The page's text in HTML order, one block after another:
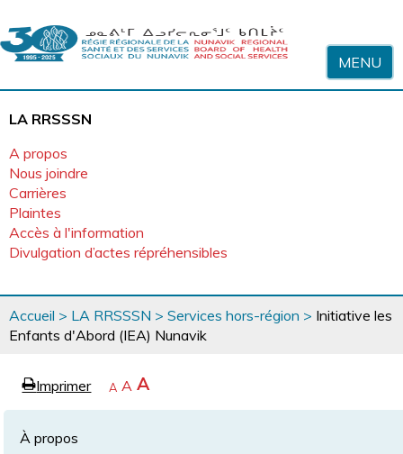
MENU
LA RRSSSN
A propos
Nous joindre
Carrières
Plaintes
Accès à l'information
Divulgation d’actes répréhensibles
Vous
êtes
ici
Accueil > LA RRSSSN > Services hors-région > Initiative les
Enfants d'Abord (IEA) Nunavik
eImprimerpageRétrécir
A Revenir
à
A Agrandir
la
A
À propos